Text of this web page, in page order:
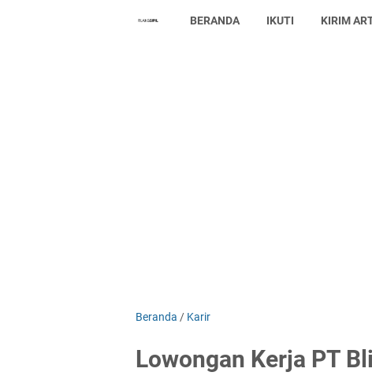
BERANDA IKUTI KIRIM
Beranda / Karir
Lowongan Kerja PT